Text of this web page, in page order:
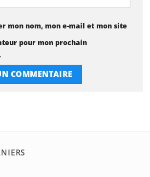
mon nom, mon e-mail et mon site
pour mon prochain